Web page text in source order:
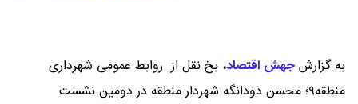
به گزارشجهش اقتصاد، بخ نقل از روابط عمومی شهرداری
منطقه۹؛ محسن دودانگه شهردار منطقه در دومین نشست